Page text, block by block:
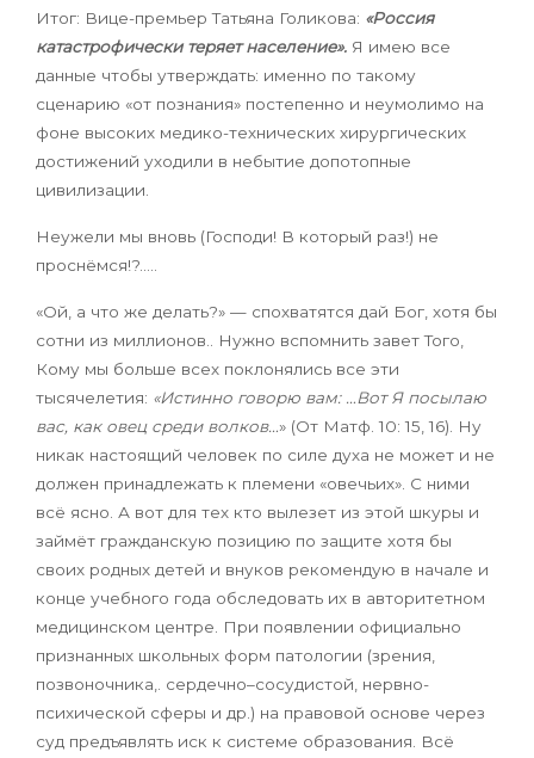
Итог: Вице-премьер Татьяна Голикова: «Россия
катастрофически теряет население». Я имею все
данные чтобы утверждать: именно по такому
сценарию «от познания» постепенно и неумолимо на
фоне высоких медико-технических хирургических
достижений уходили в небытие допотопные
цивилизации.
Неужели мы вновь (Господи! В который раз!) не
проснёмся!?…..
«Ой, а что же делать?» — спохватятся дай Бог, хотя бы
сотни из миллионов..
Нужно вспомнить завет Того,
Кому мы больше всех поклонялись все эти
тысячелетия: «Истинно говорю вам: …Вот Я посылаю
вас, как овец среди волков…» (От Матф. 10: 15, 16).
Ну
никак настоящий человек по силе духа не может и не
должен принадлежать к племени «овечьих». С ними
всё ясно. А вот для тех кто вылезет из этой шкуры и
займёт гражданскую позицию по защите хотя бы
своих родных детей и внуков рекомендую в начале и
конце учебного года обследовать их в авторитетном
медицинском центре. При появлении официально
признанных школьных форм патологии (зрения,
позвоночника,. сердечно–сосудистой, нервно-
психической сферы и др.) на правовой основе через
суд предъявлять иск к системе образования. Всё